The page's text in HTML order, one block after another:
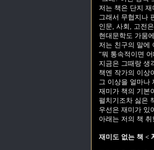
저는 책은 단지
그래서 무협지나
인문, 사회, 고전
현대문학도 가뭄
저는 친구의 말에
“뭐 통속적이면
지금은 그때랑 생
책엔 작가의 이상
그 이상을 얼마나
재미가 책의 기본
펼치기조차 싫은
우선은 재미가 있
아래는 저의 책 취
재미도 없는 책 <